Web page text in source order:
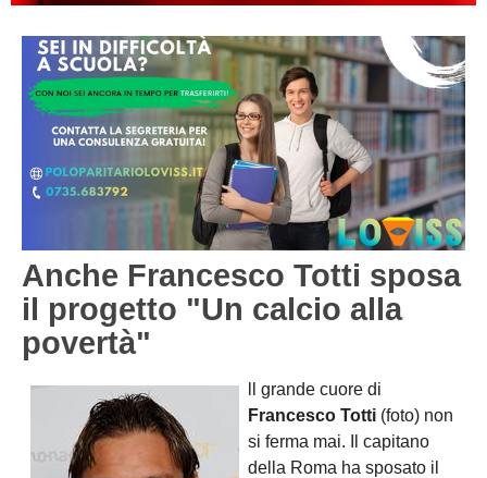
Carica la tua Rosa
1^ CATEGORIA
2^ CATEGORIA
GIOVANILI
DIRETTA
Anche Francesco Totti sposa
il progetto "Un calcio alla
povertà"
ll grande cuore di
Francesco Totti (foto) non
si ferma mai. Il capitano
della Roma ha sposato il